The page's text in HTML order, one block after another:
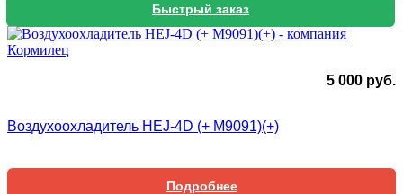
Быстрый заказ
5 000 руб.
Воздухоохладитель HEJ-4D (+ М9091)(+)
Подробнее